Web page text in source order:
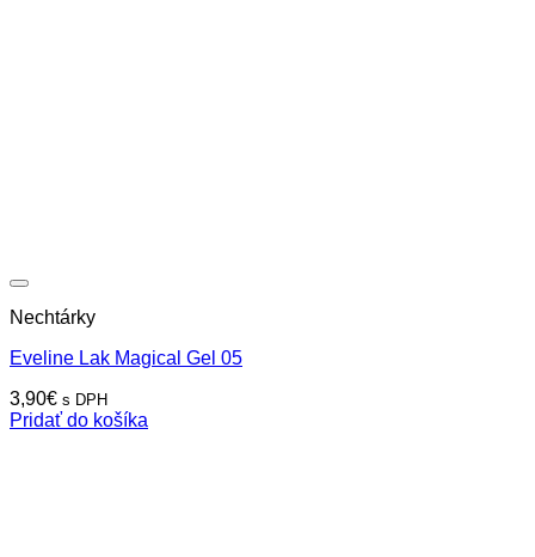
Nechtárky
Eveline Lak Magical Gel 05
3,90€ s DPH
Pridať do košíka